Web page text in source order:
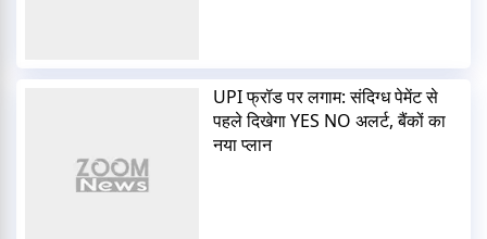
UPI फ्रॉड पर लगाम: संदिग्ध पेमेंट से
पहले दिखेगा YES NO अलर्ट, बैंकों का
नया प्लान